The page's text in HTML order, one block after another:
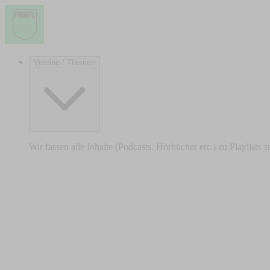
Vereine / Themen
Wir fassen alle Inhalte (Podcasts, Hörbücher etc.) zu Playlists